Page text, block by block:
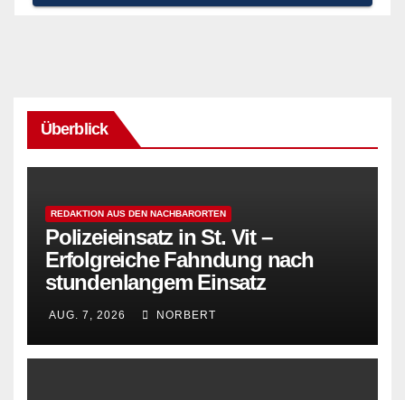
Überblick
REDAKTION AUS DEN NACHBARORTEN
Polizeieinsatz in St. Vit –
Erfolgreiche Fahndung nach
stundenlangem Einsatz
AUG. 7, 2026 NORBERT